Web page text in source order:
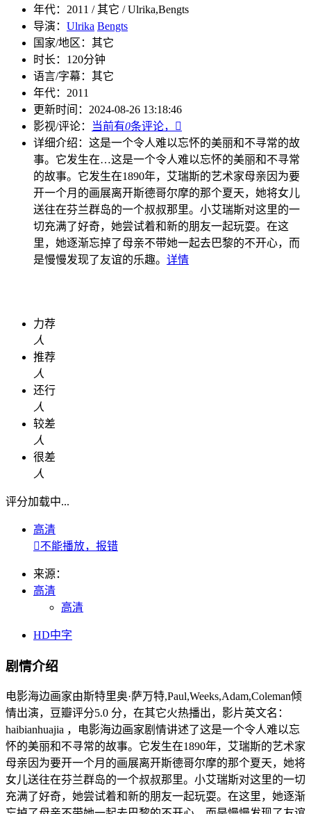
年代： 2011 / 其它 / Ulrika,Bengts
导演： Ulrika Bengts
国家/地区： 其它
时长： 120分钟
语言/字幕： 其它
年代： 2011
更新时间： 2024-08-26 13:18:46
影视/评论：
当前有0条评论，

详细介绍： 这是一个令人难以忘怀的美丽和不寻常的故
事。它发生在…这是一个令人难以忘怀的美丽和不寻常
的故事。它发生在1890年，艾瑞斯的艺术家母亲因为要
开一个月的画展离开斯德哥尔摩的那个夏天，她将女儿
送往在芬兰群岛的一个叔叔那里。小艾瑞斯对这里的一
切充满了好奇，她尝试着和新的朋友一起玩耍。在这
里，她逐渐忘掉了母亲不带她一起去巴黎的不开心，而
是慢慢发现了友谊的乐趣。 详情
力荐
人
推荐
人
还行
人
较差
人
很差
人
评分加载中...
高清
不能播放，报错
来源：
高清
高清
HD中字
剧情介绍
电影海边画家由斯特里奥·萨万特,Paul,Weeks,Adam,Coleman倾
情出演，豆瓣评分5.0 分，在其它火热播出，影片英文名：
haibianhuajia ，电影海边画家剧情讲述了这是一个令人难以忘
怀的美丽和不寻常的故事。它发生在1890年，艾瑞斯的艺术家
母亲因为要开一个月的画展离开斯德哥尔摩的那个夏天，她将
女儿送往在芬兰群岛的一个叔叔那里。小艾瑞斯对这里的一切
充满了好奇，她尝试着和新的朋友一起玩耍。在这里，她逐渐